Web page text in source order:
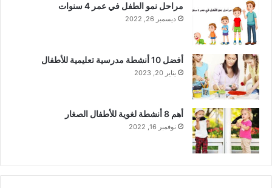
مراحل نمو الطفل في عمر 4 سنوات
ديسمبر 26, 2022
أفضل 10 أنشطة مدرسية تعليمية للأطفال
يناير 20, 2023
أهم 8 أنشطة لغوية للأطفال الصغار
نوفمبر 16, 2022